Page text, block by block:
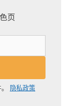
页
隐私政策